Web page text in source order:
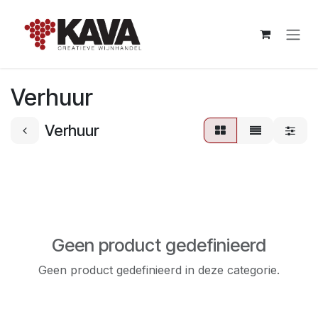
Verhuur
Verhuur
Geen product gedefinieerd
Geen product gedefinieerd in deze categorie.